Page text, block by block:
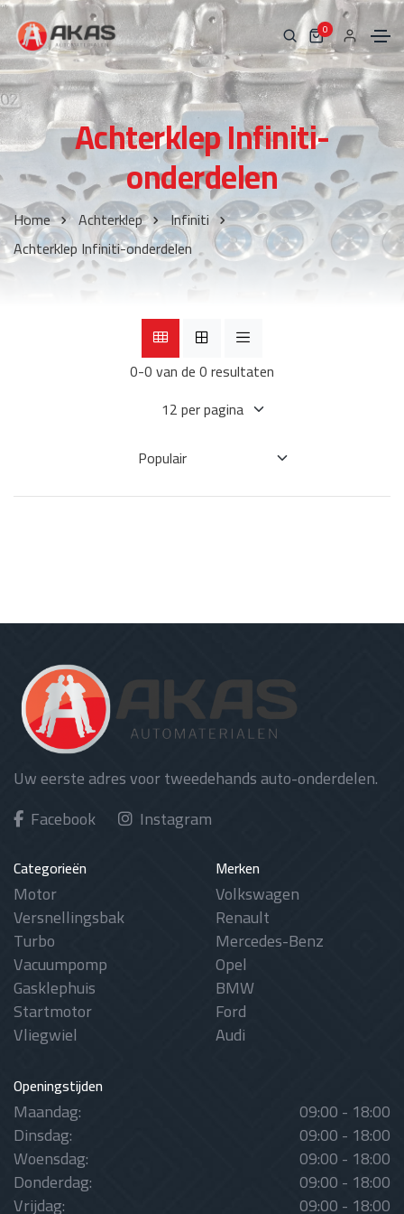
0
Achterklep Infiniti-
onderdelen
Home Achterklep
Infiniti
Achterklep Infiniti-onderdelen
0-0 van de 0 resultaten
Uw eerste adres voor tweedehands auto-onderdelen.
Facebook
Instagram
Categorieën
Motor
Versnellingsbak
Turbo
Vacuumpomp
Gasklephuis
Startmotor
Vliegwiel
Merken
Volkswagen
Renault
Mercedes-Benz
Opel
BMW
Ford
Audi
Openingstijden
Maandag: 09:00 - 18:00
Dinsdag: 09:00 - 18:00
Woensdag: 09:00 - 18:00
Donderdag: 09:00 - 18:00
Vrijdag: 09:00 - 18:00